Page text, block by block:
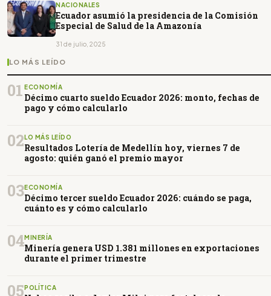
NACIONALES
Ecuador asumió la presidencia de la Comisión
Especial de Salud de la Amazonía
31 de julio, 2025
LO MÁS LEÍDO
01 ECONOMÍA
Décimo cuarto sueldo Ecuador 2026: monto, fechas de
pago y cómo calcularlo
02LO MÁS LEÍDO
Resultados Lotería de Medellín hoy, viernes 7 de
agosto: quién ganó el premio mayor
03ECONOMÍA
Décimo tercer sueldo Ecuador 2026: cuándo se paga,
cuánto es y cómo calcularlo
04MINERÍA
Minería genera USD 1.381 millones en exportaciones
durante el primer trimestre
05POLÍTICA